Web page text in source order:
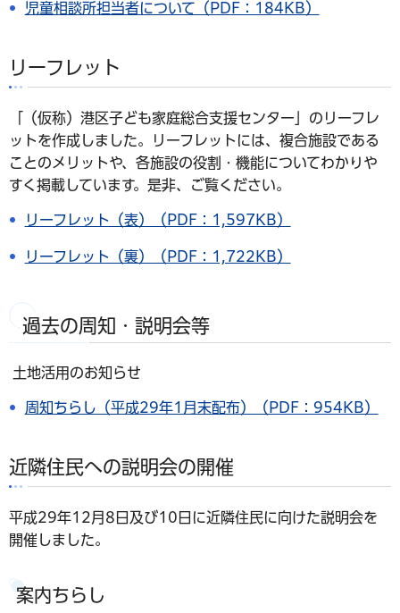
児童相談所担当者について（PDF：184KB）
リーフレット
「（仮称）港区子ども家庭総合支援センター」のリーフレ
ットを作成しました。リーフレットには、複合施設である
ことのメリットや、各施設の役割・機能についてわかりや
すく掲載しています。是非、ご覧ください。
リーフレット（表）（PDF：1,597KB）
リーフレット（裏）（PDF：1,722KB）
過去の周知・説明会等
土地活用のお知らせ
周知ちらし（平成29年1月末配布）（PDF：954KB）
近隣住民への説明会の開催
平成29年12月8日及び10日に近隣住民に向けた説明会を
開催しました。
案内ちらし